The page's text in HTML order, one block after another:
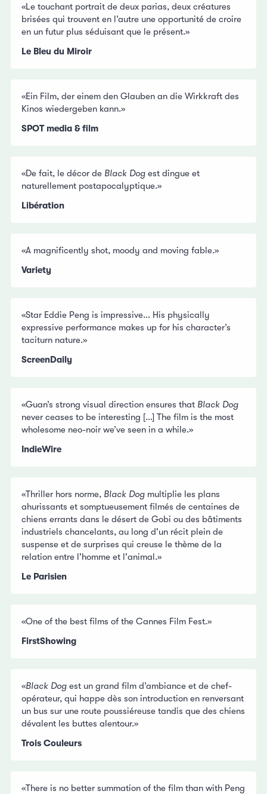
«Le touchant portrait de deux parias, deux créatures
brisées qui trouvent en l’autre une opportunité de croire
en un futur plus séduisant que le présent.»
Le Bleu du Miroir
«Ein Film, der einem den Glauben an die Wirkkraft des
Kinos wiedergeben kann.»
SPOT media & film
«De fait, le décor de Black Dog est dingue et
naturellement postapocalyptique.»
Libération
«A magnificently shot, moody and moving fable.»
Variety
«Star Eddie Peng is impressive... His physically
expressive performance makes up for his character’s
taciturn nature.»
ScreenDaily
«Guan’s strong visual direction ensures that Black Dog
never ceases to be interesting [...] The film is the most
wholesome neo-noir we’ve seen in a while.»
IndieWire
«Thriller hors norme, Black Dog multiplie les plans
ahurissants et somptueusement filmés de centaines de
chiens errants dans le désert de Gobi ou des bâtiments
industriels chancelants, au long d'un récit plein de
suspense et de surprises qui creuse le thème de la
relation entre l'homme et l'animal.»
Le Parisien
«One of the best films of the Cannes Film Fest.»
FirstShowing
«Black Dog est un grand film d’ambiance et de chef-
opérateur, qui happe dès son introduction en renversant
un bus sur une route poussiéreuse tandis que des chiens
dévalent les buttes alentour.»
Trois Couleurs
«There is no better summation of the film than with Peng